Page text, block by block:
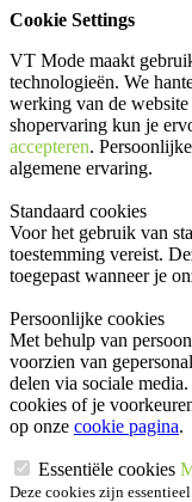
Cookie Settings
VT Mode maakt
technologieën. We
werking van de
shopervaring kun je
accepteren.
algemene ervaring.
Standaard cookies
Voor het gebruik van
toestemming vereist.
toegepast wanneer je
Persoonlijke cookies
Met behulp van
voorzien van
delen via sociale
cookies of je
op onze cookie pagina.
Essentiële cookies
Deze cookies zijn